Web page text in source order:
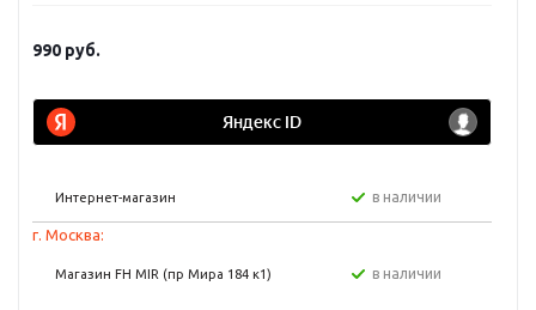
990 руб.
Интернет-магазин в наличии
г. Москва:
Магазин FH MIR (пр Мира 184 к1) в наличии